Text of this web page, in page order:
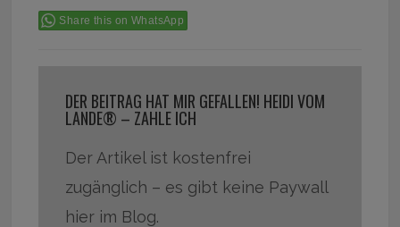
Share this on WhatsApp
DER BEITRAG HAT MIR GEFALLEN! HEIDI VOM
LANDE® – ZAHLE ICH
Der Artikel ist kostenfrei
zugänglich – es gibt keine Paywall
hier im Blog.